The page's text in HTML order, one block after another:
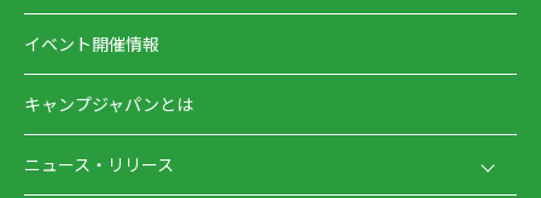
イベント開催情報
キャンプジャパンとは
ニュース・リリース